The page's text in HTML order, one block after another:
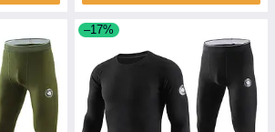
–17%